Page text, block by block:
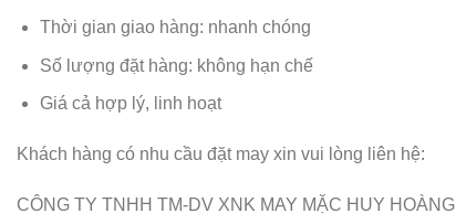
Thời gian giao hàng: nhanh chóng
Số lượng đặt hàng: không hạn chế
Giá cả hợp lý, linh hoạt
Khách hàng có nhu cầu đặt may xin vui lòng liên hệ:
CÔNG TY TNHH TM-DV XNK MAY MẶC HUY HOÀNG